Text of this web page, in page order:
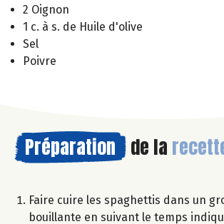
2 Oignon
1 c. à s. de Huile d'olive
Sel
Poivre
Préparation de la
Faire cuire les spaghettis dans un
bouillante en suivant le temps